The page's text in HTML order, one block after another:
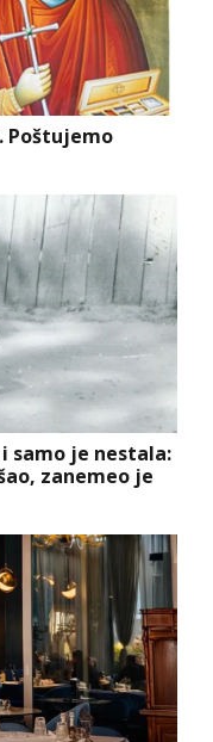
Poštujemo
samo je nestala:
zanemeo je